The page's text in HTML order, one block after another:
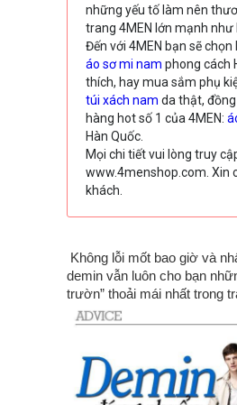
những yếu tố làm nên
trang 4MEN lớn mạnh như
Đến với 4MEN bạn sẽ
áo sơ mi nam phong cách
thích, hay mua sắm phụ
túi xách nam da thật,
hàng hot số 1 của 4MEN:
Hàn Quốc.
Mọi chi tiết vui lòng truy
www.4menshop.com. Xin
khách.
Không lỗi mốt bao giờ và
demin vẫn luôn cho bạn
trườn” thoải mái nhất trong